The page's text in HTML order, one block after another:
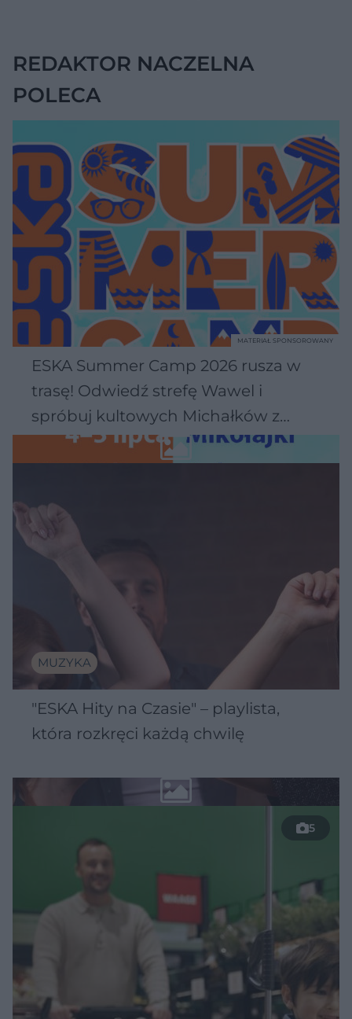
REDAKTOR NACZELNA
POLECA
ESKA Summer Camp 2026 rusza w
trasę! Odwiedź strefę Wawel i
spróbuj kultowych Michałków z
Wawelu
MATERIAŁ SPONSOROWANY
MUZYKA
"ESKA Hity na Czasie" – playlista,
która rozkręci każdą chwilę
5